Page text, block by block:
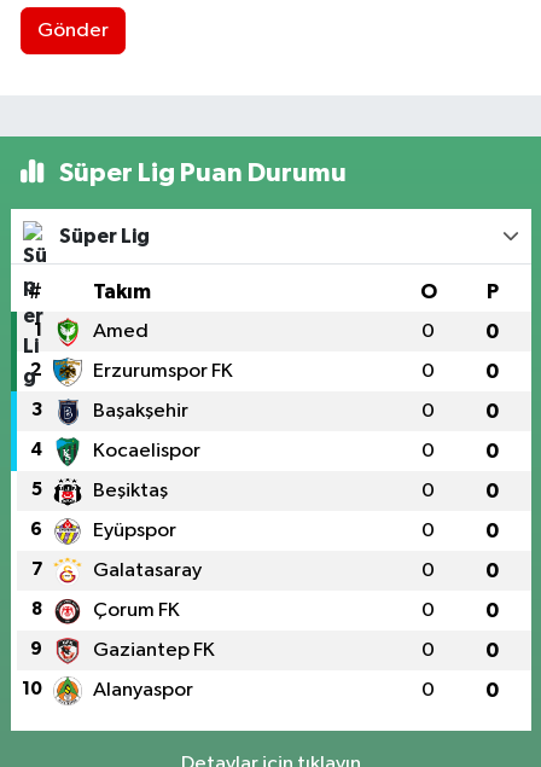
Gönder
Süper Lig Puan Durumu
Süper Lig
# Takım O P
1 Amed 0 0
2 Erzurumspor FK 0 0
3 Başakşehir 0 0
4 Kocaelispor 0 0
5 Beşiktaş 0 0
6 Eyüpspor 0 0
7 Galatasaray 0 0
8 Çorum FK 0 0
9 Gaziantep FK 0 0
10 Alanyaspor 0 0